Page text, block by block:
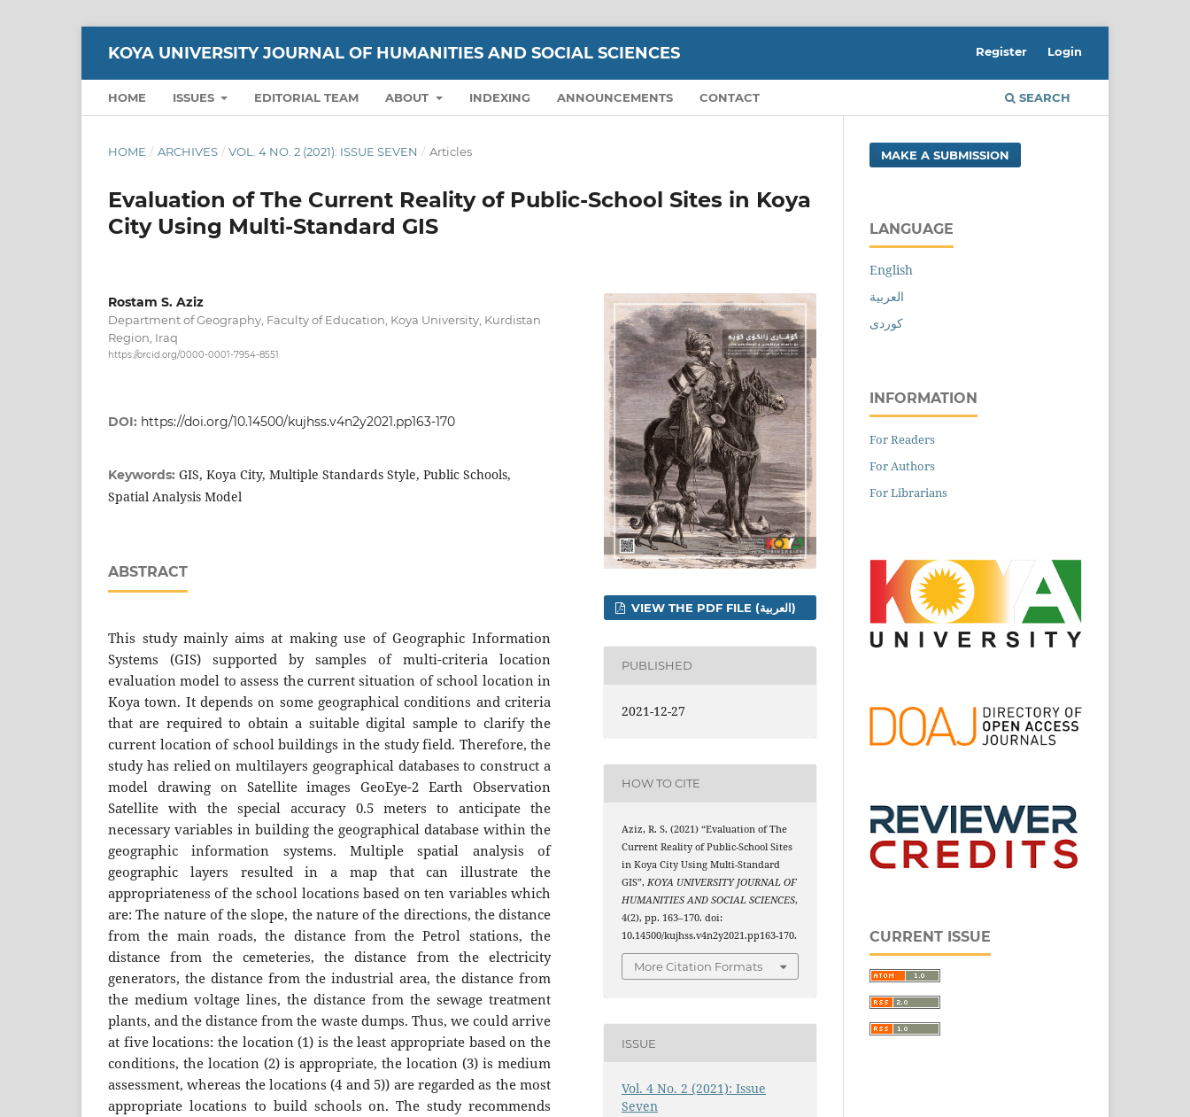
KOYA UNIVERSITY JOURNAL OF HUMANITIES AND SOCIAL SCIENCES
HOME ISSUES EDITORIAL TEAM ABOUT INDEXING ANNOUNCEMENTS CONTACT SEARCH
Register Login
HOME / ARCHIVES / VOL. 4 NO. 2 (2021): ISSUE SEVEN / Articles
Evaluation of The Current Reality of Public-School Sites in Koya
City Using Multi-Standard GIS
Rostam S. Aziz
Department of Geography, Faculty of Education, Koya University, Kurdistan
Region, Iraq
https://orcid.org/0000-0001-7954-8551
DOI: https://doi.org/10.14500/kujhss.v4n2y2021.pp163-170
Keywords: GIS, Koya City, Multiple Standards Style, Public Schools,
Spatial Analysis Model
ABSTRACT
This study mainly aims at making use of Geographic Information
Systems (GIS) supported by samples of multi-criteria location
evaluation model to assess the current situation of school location in
Koya town. It depends on some geographical conditions and criteria
that are required to obtain a suitable digital sample to clarify the
current location of school buildings in the study field. Therefore, the
study has relied on multilayers geographical databases to construct a
model drawing on Satellite images GeoEye-2 Earth Observation
Satellite with the special accuracy 0.5 meters to anticipate the
necessary variables in building the geographical database within the
geographic information systems. Multiple spatial analysis of
geographic layers resulted in a map that can illustrate the
appropriateness of the school locations based on ten variables which
are: The nature of the slope, the nature of the directions, the distance
from the main roads, the distance from the Petrol stations, the
distance from the cemeteries, the distance from the electricity
generators, the distance from the industrial area, the distance from
the medium voltage lines, the distance from the sewage treatment
plants, and the distance from the waste dumps. Thus, we could arrive
at five locations: the location (1) is the least appropriate based on the
conditions, the location (2) is appropriate, the location (3) is medium
assessment, whereas the locations (4 and 5)) are regarded as the most
appropriate locations to build schools on. The study recommends
VIEW THE PDF FILE (العربية)
PUBLISHED
2021-12-27
HOW TO CITE
Aziz, R. S. (2021) “Evaluation of The
Current Reality of Public-School Sites
in Koya City Using Multi-Standard
GIS”, KOYA UNIVERSITY JOURNAL OF
HUMANITIES AND SOCIAL SCIENCES,
4(2), pp. 163–170. doi:
10.14500/kujhss.v4n2y2021.pp163-170.
More Citation Formats
ISSUE
Vol. 4 No. 2 (2021): Issue
Seven
MAKE A SUBMISSION
LANGUAGE
English
العربية
کوردی
INFORMATION
For Readers
For Authors
For Librarians
CURRENT ISSUE